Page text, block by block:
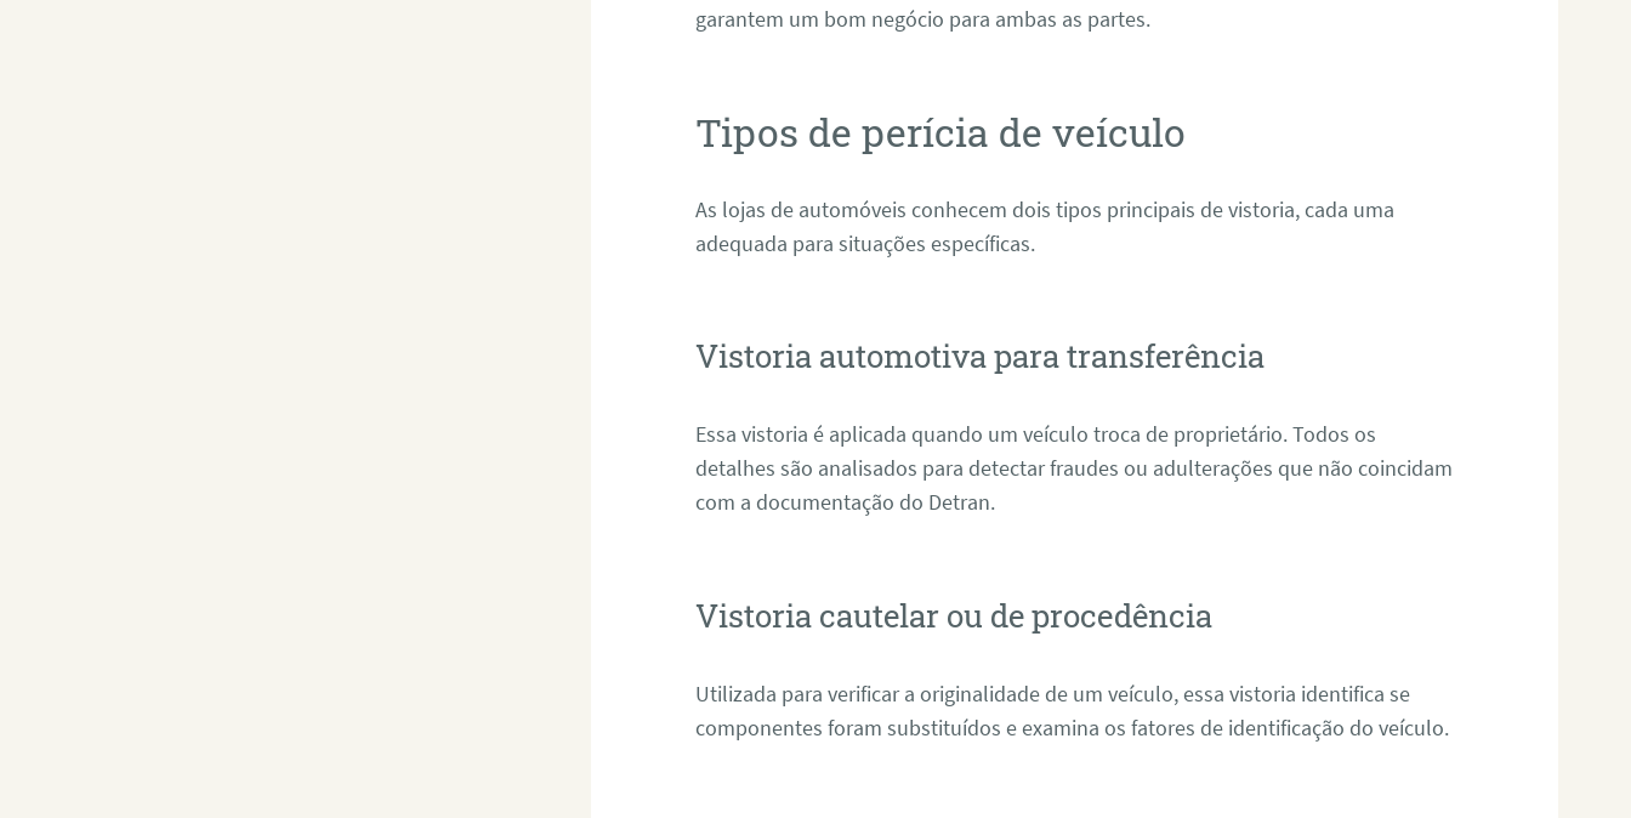
garantem um bom negócio para ambas as partes.
Tipos de perícia de veículo
As lojas de automóveis conhecem dois tipos principais de vistoria, cada uma
adequada para situações específicas.
Vistoria automotiva para transferência
Essa vistoria é aplicada quando um veículo troca de proprietário. Todos os
detalhes são analisados para detectar fraudes ou adulterações que não coincidam
com a documentação do Detran.
Vistoria cautelar ou de procedência
Utilizada para verificar a originalidade de um veículo, essa vistoria identifica se
componentes foram substituídos e examina os fatores de identificação do veículo.